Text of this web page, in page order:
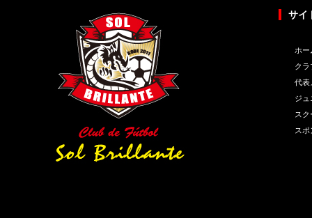
サイ
ホー
クラ
代表
ジュ
スク
スポ